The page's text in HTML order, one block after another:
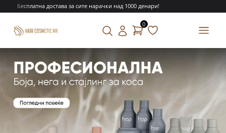
Бесплатна достава за сите нарачки над 1000 денари!
0